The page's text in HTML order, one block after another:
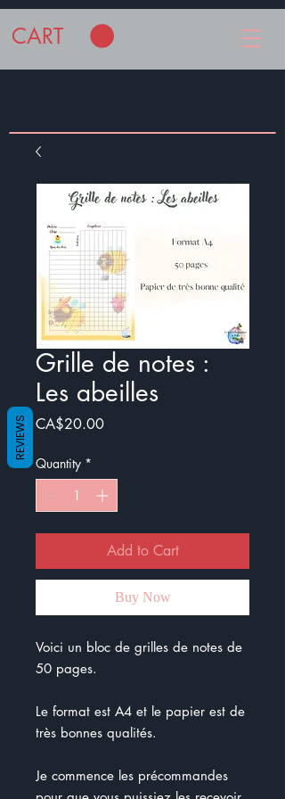
CART
Grille de notes :
Les abeilles
CA$20.00Price
Quantity *
Add to Cart
Buy Now
Voici un bloc de grilles de notes de
50 pages.
Le format est A4 et le papier est de
très bonnes qualités.
Je commence les précommandes
REVIEWS